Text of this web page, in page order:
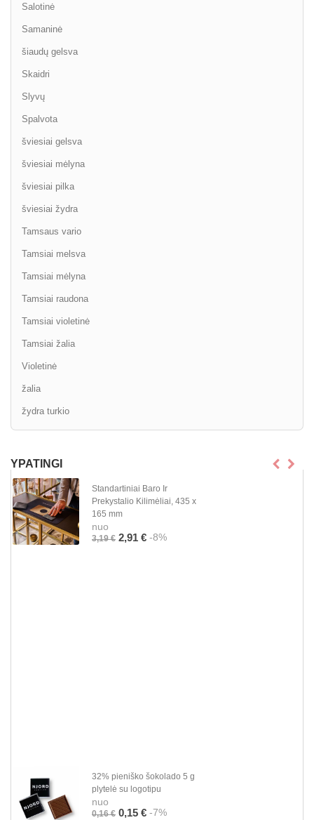
Salotinė
Samaninė
šiaudų gelsva
Skaidri
Slyvų
Spalvota
šviesiai gelsva
šviesiai mėlyna
šviesiai pilka
šviesiai žydra
Tamsaus vario
Tamsiai melsva
Tamsiai mėlyna
Tamsiai raudona
Tamsiai violetinė
Tamsiai žalia
Violetinė
žalia
žydra turkio
YPATINGI
Standartiniai Baro Ir
Prekystalio Kilimėliai, 435 x
165 mm
nuo
3,19 € 2,91 € -8%
32% pieniško šokolado 5 g
plytelė su logotipu
nuo
0,16 € 0,15 € -7%